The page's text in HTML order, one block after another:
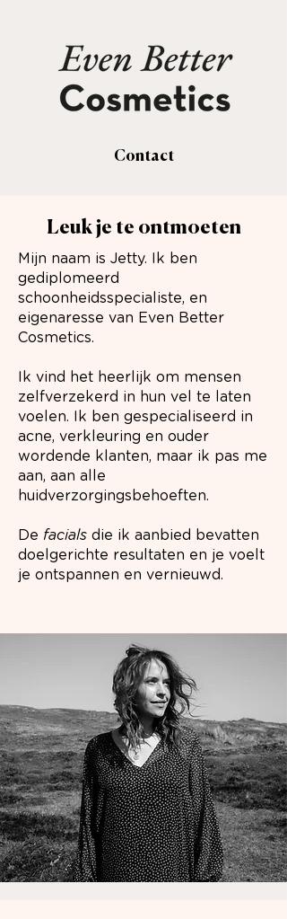
Contact
Leuk je te ontmoeten
Mijn naam is Jetty. Ik ben
gediplomeerd
schoonheidsspecialiste, en
eigenaresse van Even Better
Cosmetics.
Ik vind het heerlijk om mensen
zelfverzekerd in hun vel te laten
voelen. Ik ben gespecialiseerd in
acne, verkleuring en ouder
wordende klanten, maar ik pas me
aan, aan alle
huidverzorgingsbehoeften.
De facials die ik aanbied bevatten
doelgerichte resultaten en je voelt
je ontspannen en vernieuwd.